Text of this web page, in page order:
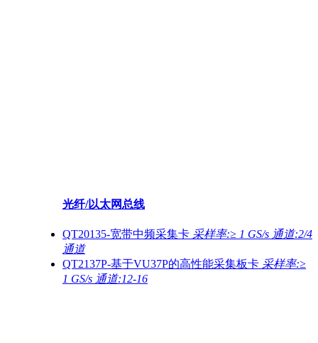
光纤/以太网总线
QT20135-宽带中频采集卡 采样率:≥ 1 GS/s 通道:2/4
通道
QT2137P-基于VU37P的高性能采集板卡 采样率:≥
1 GS/s 通道:12-16